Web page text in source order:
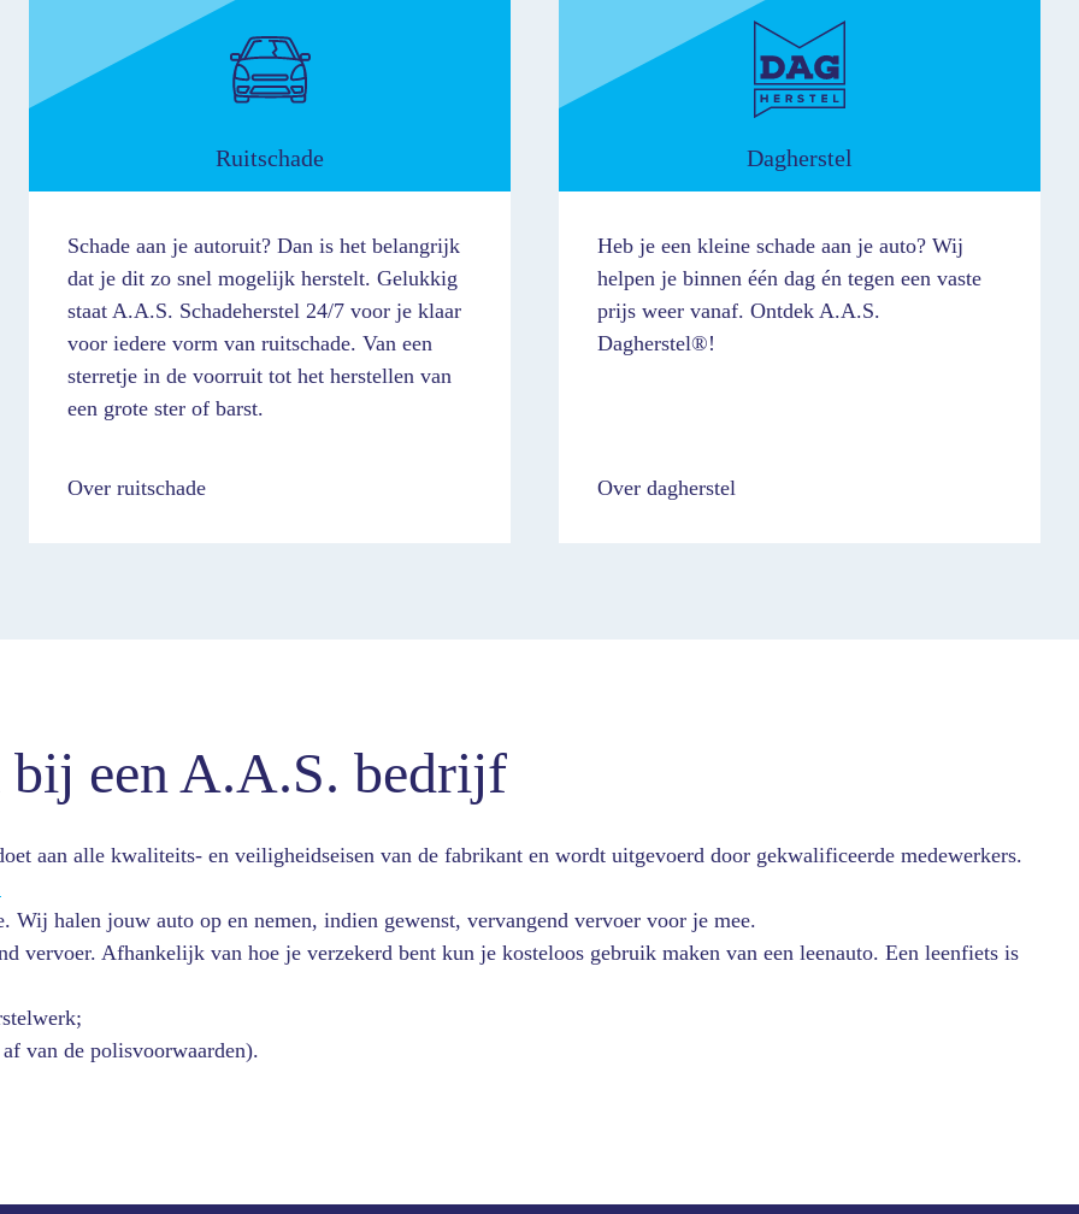
Ruitschade
Schade aan je autoruit? Dan is het belangrijk
dat je dit zo snel mogelijk herstelt. Gelukkig
staat A.A.S. Schadeherstel 24/7 voor je klaar
voor iedere vorm van ruitschade. Van een
sterretje in de voorruit tot het herstellen van
een grote ster of barst.
Over ruitschade
Dagherstel
Heb je een kleine schade aan je auto? Wij
helpen je binnen één dag én tegen een vaste
prijs weer vanaf. Ontdek A.A.S.
Dagherstel®!
Over dagherstel
bij een A.A.S. bedrijf
aan alle kwaliteits- en veiligheidseisen van de fabrikant en wordt uitgevoerd door gekwalificeerde medewerkers.
Wij halen jouw auto op en nemen, indien gewenst, vervangend vervoer voor je mee.
vervoer. Afhankelijk van hoe je verzekerd bent kun je kosteloos gebruik maken van een leenauto. Een leenfiets is
van de polisvoorwaarden).